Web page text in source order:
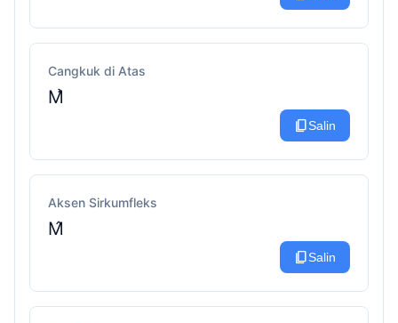
Cangkuk di Atas
M̉
content_copySalin
Aksen Sirkumfleks
M̂
content_copySalin